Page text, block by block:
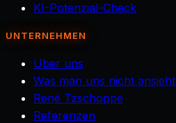
KI-Potenzial-Check
UNTERNEHMEN
Über uns
Was man uns nicht ansieht
René Tzschoppe
Referenzen